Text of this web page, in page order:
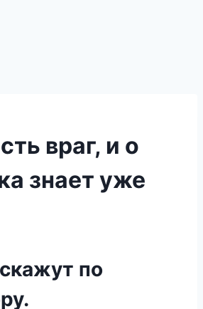
враг, и о
знает уже
по